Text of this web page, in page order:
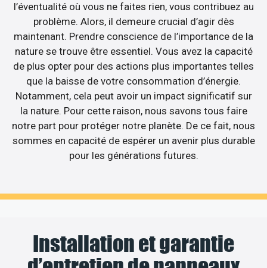
l’éventualité où vous ne faites rien, vous contribuez au
problème. Alors, il demeure crucial d’agir dès
maintenant. Prendre conscience de l’importance de la
nature se trouve être essentiel. Vous avez la capacité
de plus opter pour des actions plus importantes telles
que la baisse de votre consommation d’énergie.
Notamment, cela peut avoir un impact significatif sur
la nature. Pour cette raison, nous savons tous faire
notre part pour protéger notre planète. De ce fait, nous
sommes en capacité de espérer un avenir plus durable
pour les générations futures.
Installation et garantie